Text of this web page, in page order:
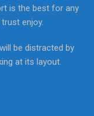
is the best for any
enjoy.
be distracted by
at its layout.